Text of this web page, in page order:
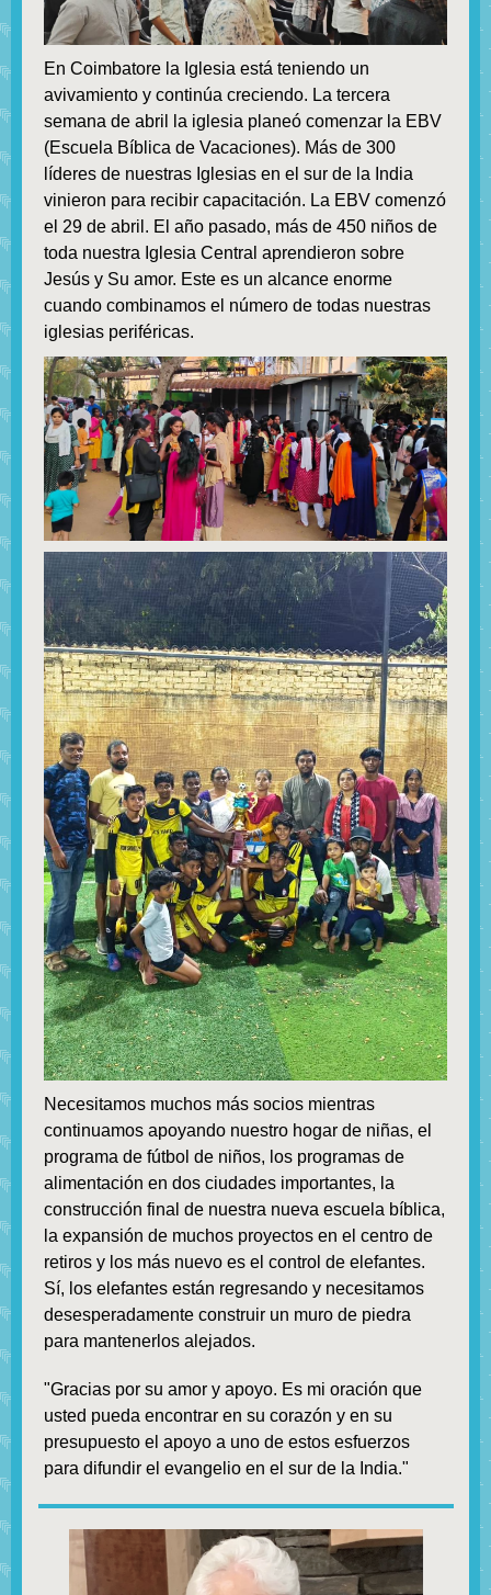
En Coimbatore la Iglesia está teniendo un
avivamiento y continúa creciendo. La tercera
semana de abril la iglesia planeó comenzar la EBV
(Escuela Bíblica de Vacaciones). Más de 300
líderes de nuestras Iglesias en el sur de la India
vinieron para recibir capacitación. La EBV comenzó
el 29 de abril. El año pasado, más de 450 niños de
toda nuestra Iglesia Central aprendieron sobre
Jesús y Su amor. Este es un alcance enorme
cuando combinamos el número de todas nuestras
iglesias periféricas.
Necesitamos muchos más socios mientras
continuamos apoyando nuestro hogar de niñas, el
programa de fútbol de niños, los programas de
alimentación en dos ciudades importantes, la
construcción final de nuestra nueva escuela bíblica,
la expansión de muchos proyectos en el centro de
retiros y los más nuevo es el control de elefantes.
Sí, los elefantes están regresando y necesitamos
desesperadamente construir un muro de piedra
para mantenerlos alejados.
"Gracias por su amor y apoyo. Es mi oración que
usted pueda encontrar en su corazón y en su
presupuesto el apoyo a uno de estos esfuerzos
para difundir el evangelio en el sur de la India."